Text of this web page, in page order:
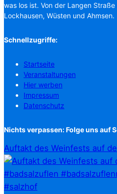
was los ist. Von der Langen
Lockhausen, Wüsten und Ahmsen.
Schnellzugriffe:
Startseite
Veranstaltungen
Hier werben
Impressum
Datenschutz
Nichts verpassen: Folge uns auf
Auftakt des Weinfests auf